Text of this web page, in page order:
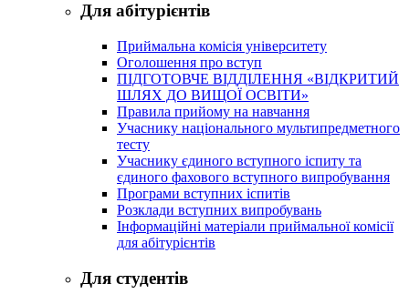
Для абітурієнтів
Приймальна комісія університету
Оголошення про вступ
ПІДГОТОВЧЕ ВІДДІЛЕННЯ «ВІДКРИТИЙ
ШЛЯХ ДО ВИЩОЇ ОСВІТИ»
Правила прийому на навчання
Учаснику національного мультипредметного
тесту
Учаснику єдиного вступного іспиту та
єдиного фахового вступного випробування
Програми вступних іспитів
Розклади вступних випробувань
Інформаційні матеріали приймальної комісії
для абітурієнтів
Для студентів